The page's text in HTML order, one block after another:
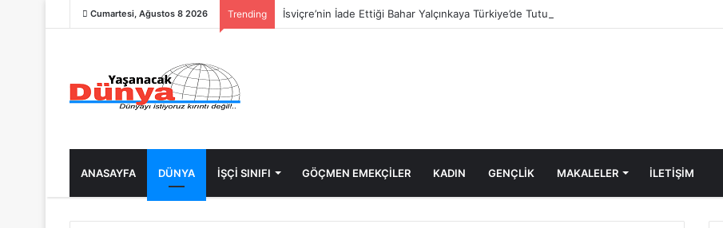
Cumartesi, Ağustos 8 2026 Trending İsviçre’nin İade Ettiği Bahar Yalçınkaya Türkiye’de Tutuklandı
ANASAYFA DÜNYA İŞÇİ SINIFI GÖÇMEN EMEKÇİLER KADIN GENÇLİK MAKALELER ILETIŞIM